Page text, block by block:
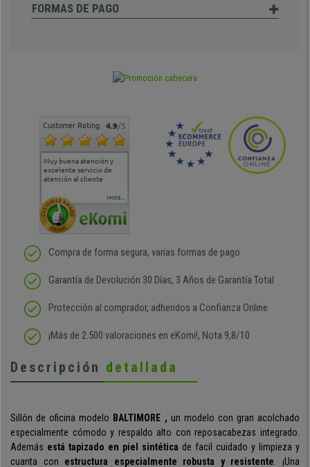
FORMAS DE PAGO
Customer Rating 4.9/5
Muy buena atención y
excelente servicio de
atención al cliente
Muy buena atención de
cara al asesoramiento
Si estoy contento
MORE...
Compra de forma segura, varias formas de pago
Garantía de Devolución 30 Días, 3 Años de Garantía Total
Protección al comprador, adheridos a Confianza Online
¡Más de 2.500 valoraciones en eKomi!, Nota 9,8/10
Descripción detallada
Sillón de oficina modelo BALTIMORE , un modelo con gran acolchado
especialmente cómodo y respaldo alto con reposacabezas integrado.
Además está tapizado en piel sintética de facil cuidado y limpieza y
cuanta con estructura especialmente robusta y resistente . ¡Una